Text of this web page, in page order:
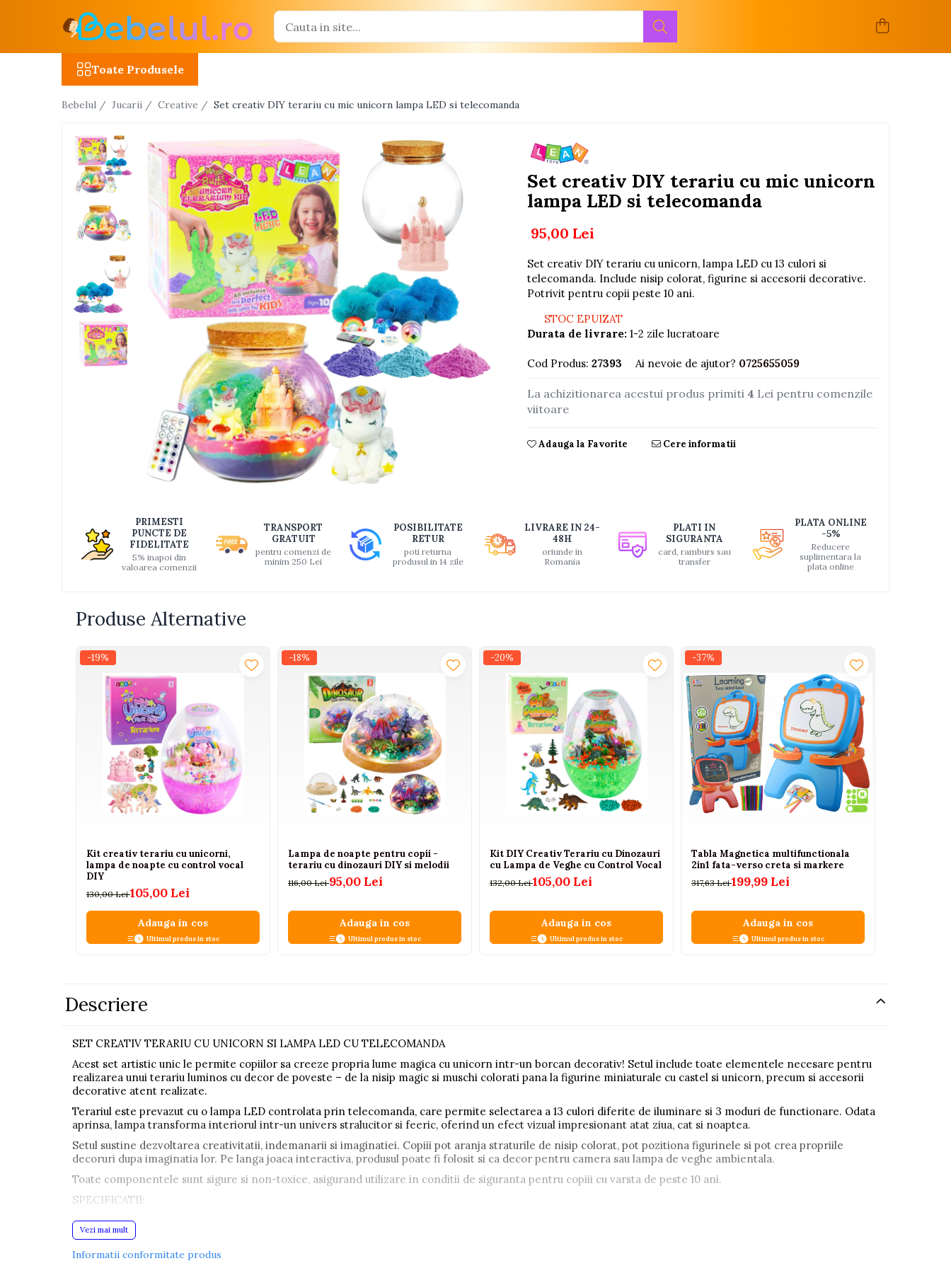
Masinute R/C
Avioane si elicoptere R/C
Camioane R/C
Motociclete R/C
Utilaje constructii R/C
Jucarii bebelusi
Interactive, educative si muzicale
Saltelute si centre de activitati
Table desen copii
Caluti balansoar
Blocuri de constructie
Electrocasnice si bucatarii
Jocuri de indemanare
Jocuri sportive
Jucarii educative din lemn
Muzica si instrumente
Proiectoare
Seturi de doctor
Trenuri cu sine
Vehicule de constructii
Jucarii exterior
Toate Produsele
Bebelul / Jucarii / Creative / Set creativ DIY terariu cu mic unicorn lampa LED si telecomanda
Set creativ DIY terariu cu mic unicorn
lampa LED si telecomanda
Facebook
95,00 Lei
Set creativ DIY terariu cu unicorn, lampa LED cu 13 culori si
telecomanda. Include nisip colorat, figurine si accesorii decorative.
Potrivit pentru copii peste 10 ani.
STOC EPUIZAT
Durata de livrare: 1-2 zile lucratoare
Cod Produs: 27393 Ai nevoie de ajutor? 0725655059
La achizitionarea acestui produs primiti 4 Lei pentru comenzile
viitoare
Adauga la Favorite Cere informatii
PRIMESTI
PUNCTE DE
FIDELITATE
5% inapoi din
valoarea comenzii
TRANSPORT
GRATUIT
pentru comenzi de
minim 250 Lei
POSIBILITATE
RETUR
poti returna
produsul in 14 zile
LIVRARE IN 24-
48H
oriunde in
Romania
PLATI IN
SIGURANTA
card, ramburs sau
transfer
PLATA ONLINE
-5%
Reducere
suplimentara la
plata online
Produse Alternative
-19%
Kit creativ terariu cu unicorni,
lampa de noapte cu control vocal
DIY
130,00 Lei105,00 Lei
Adauga in cos
Ultimul produs in stoc
-18%
Lampa de noapte pentru copii -
terariu cu dinozauri DIY si melodii
116,00 Lei95,00 Lei
Adauga in cos
Ultimul produs in stoc
-20%
Kit DIY Creativ Terariu cu Dinozauri
cu Lampa de Veghe cu Control Vocal
132,00 Lei105,00 Lei
Adauga in cos
Ultimul produs in stoc
-37%
Tabla Magnetica multifunctionala
2in1 fata-verso creta si markere
317,63 Lei199,99 Lei
Adauga in cos
Ultimul produs in stoc
Descriere
SET CREATIV TERARIU CU UNICORN SI LAMPA LED CU TELECOMANDA
Acest set artistic unic le permite copiilor sa creeze propria lume magica cu unicorn intr-un borcan decorativ! Setul include toate elementele necesare pentru
realizarea unui terariu luminos cu decor de poveste – de la nisip magic si muschi colorati pana la figurine miniaturale cu castel si unicorn, precum si accesorii
decorative atent realizate.
Terariul este prevazut cu o lampa LED controlata prin telecomanda, care permite selectarea a 13 culori diferite de iluminare si 3 moduri de functionare. Odata
aprinsa, lampa transforma interiorul intr-un univers stralucitor si feeric, oferind un efect vizual impresionant atat ziua, cat si noaptea.
Setul sustine dezvoltarea creativitatii, indemanarii si imaginatiei. Copiii pot aranja straturile de nisip colorat, pot pozitiona figurinele si pot crea propriile
decoruri dupa imaginatia lor. Pe langa joaca interactiva, produsul poate fi folosit si ca decor pentru camera sau lampa de veghe ambientala.
Toate componentele sunt sigure si non-toxice, asigurand utilizare in conditii de siguranta pentru copiii cu varsta de peste 10 ani.
SPECIFICATII:
Tip produs: Set artistic terariu
Tema: Unicorn
Culoare lumina: 13 culori + 3 moduri iluminare
Vezi mai mult
Informatii conformitate produs